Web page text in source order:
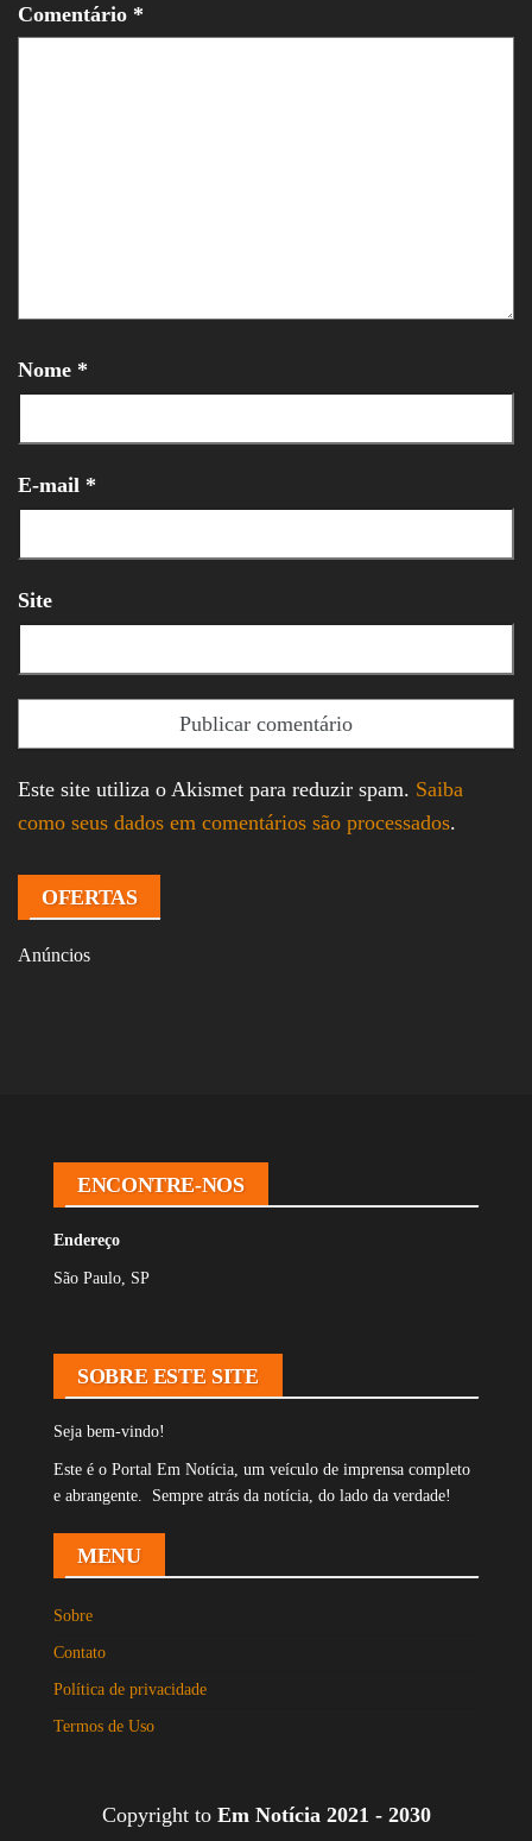
Comentário *
Nome *
E-mail *
Site
Este site utiliza o Akismet para reduzir spam. Saiba
como seus dados em comentários são processados.
OFERTAS
Anúncios
ENCONTRE-NOS
Endereço
São Paulo, SP
SOBRE ESTE SITE
Seja bem-vindo!
Este é o Portal Em Notícia, um veículo de imprensa completo
e abrangente. Sempre atrás da notícia, do lado da verdade!
MENU
Sobre
Contato
Política de privacidade
Termos de Uso
Copyright to Em Notícia 2021 - 2030